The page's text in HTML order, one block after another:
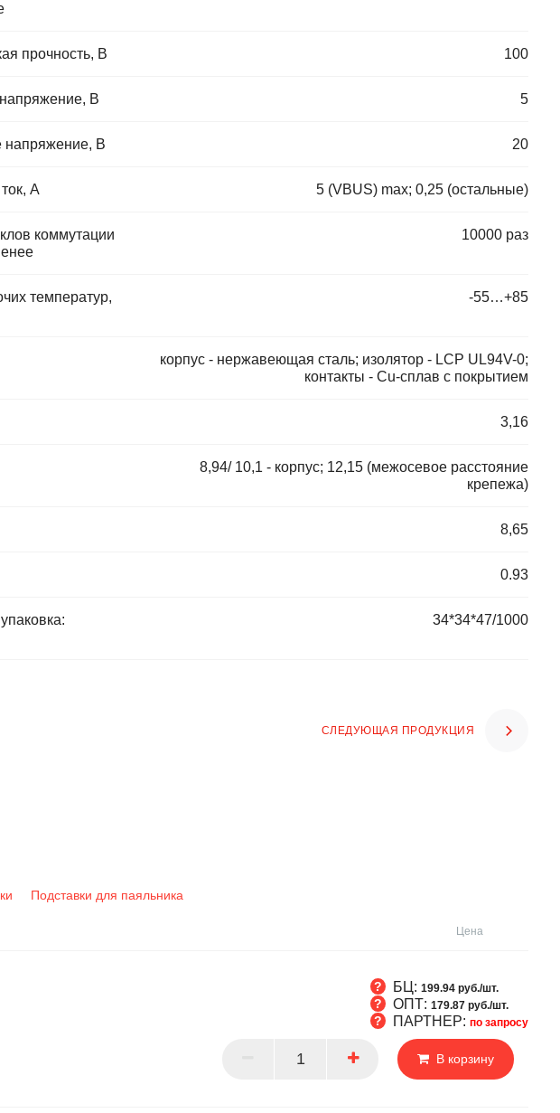
прочность, В 100
В 5
напряжение, В 20
А 5 (VBUS) max; 0,25 (остальные)
коммутации
10000 раз
температур,
-55…+85
корпус - нержавеющая сталь; изолятор - LCP UL94V-0;
контакты - Cu-сплав с покрытием
3,16
8,94/ 10,1 - корпус; 12,15 (межосевое расстояние
крепежа)
8,65
0.93
34*34*47/1000
СЛЕДУЮЩАЯ ПРОДУКЦИЯ
Подставки для паяльника
Цена
БЦ: 199.94 руб./шт.
ОПТ: 179.87 руб./шт.
ПАРТНЕР: по запросу
В корзину